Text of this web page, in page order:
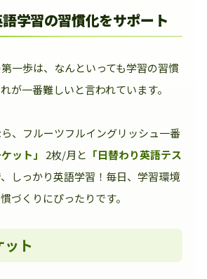
学習の習慣化をサポート
一歩は、なんといっても学習の習慣
が一番難しいと言われています。
、フルーツフルイングリッシュ一番
ット」 2枚/月と 「日替わり英語テス
しっかり英語学習！毎日、学習環境
づくりにぴったりです。
ト